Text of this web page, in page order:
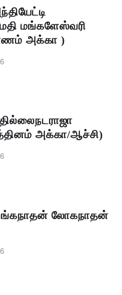
மங்களேஸ்வரி
அக்கா )
அக்கா/ஆச்சி)
லோகநாதன்